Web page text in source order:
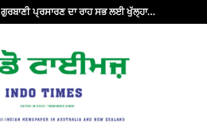
ਗੁਰਬਾਣੀ ਪ੍ਰਸਾਰਣ ਦਾ ਰਾਹ ਸਭ ਲਈ ਖੁੱਲ੍ਹਾ…